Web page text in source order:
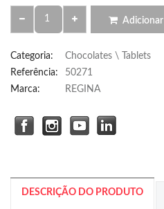
Adicionar
Categoria:
Chocolates \ Tablets
Referência:
50271
Marca:
REGINA
DESCRIÇÃO DO PRODUTO